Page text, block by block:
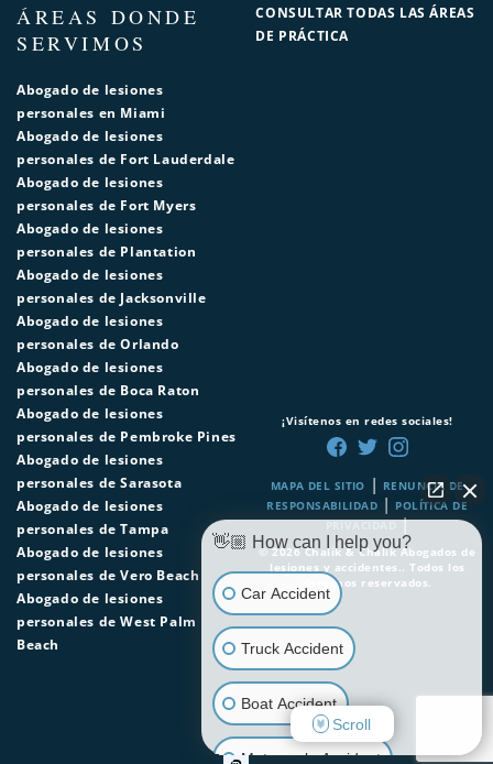
CONSULTAR TODAS LAS ÁREAS
DE PRÁCTICA
ÁREAS DONDE
SERVIMOS
Abogado de lesiones
personales en Miami
Abogado de lesiones
personales de Fort Lauderdale
Abogado de lesiones
personales de Fort Myers
Abogado de lesiones
personales de Plantation
Abogado de lesiones
personales de Jacksonville
Abogado de lesiones
personales de Orlando
Abogado de lesiones
personales de Boca Raton
Abogado de lesiones
personales de Pembroke Pines
Abogado de lesiones
personales de Sarasota
Abogado de lesiones
personales de Tampa
Abogado de lesiones
personales de Vero Beach
Abogado de lesiones
personales de West Palm
Beach
MAPA DEL SITIO | RENUNCIA DE
RESPONSABILIDAD | POLÍTICA DE
PRIVACIDAD|
© 2026Chalik & Chalik Abogados de
lesiones y accidentes.. Todos los
derechos reservados.
¡Visítenos en redes sociales!
👋🏼 How can I help you?
Car Accident
Truck Accident
Boat Accident
Motorcycle Accident
Scroll